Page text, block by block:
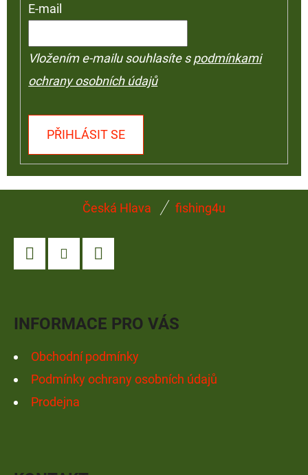
E-mail
Vložením e-mailu souhlasíte spodmínkami
ochrany osobních údajů
PŘIHLÁSIT SE
Česká Hlava fishing4u
INFORMACE PRO VÁS
Obchodní podmínky
Podmínky ochrany osobních údajů
Prodejna